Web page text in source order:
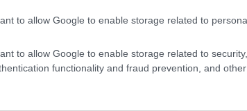
to allow Google to enable storage related to
to allow Google to enable storage related to
functionality and fraud prevention, and other